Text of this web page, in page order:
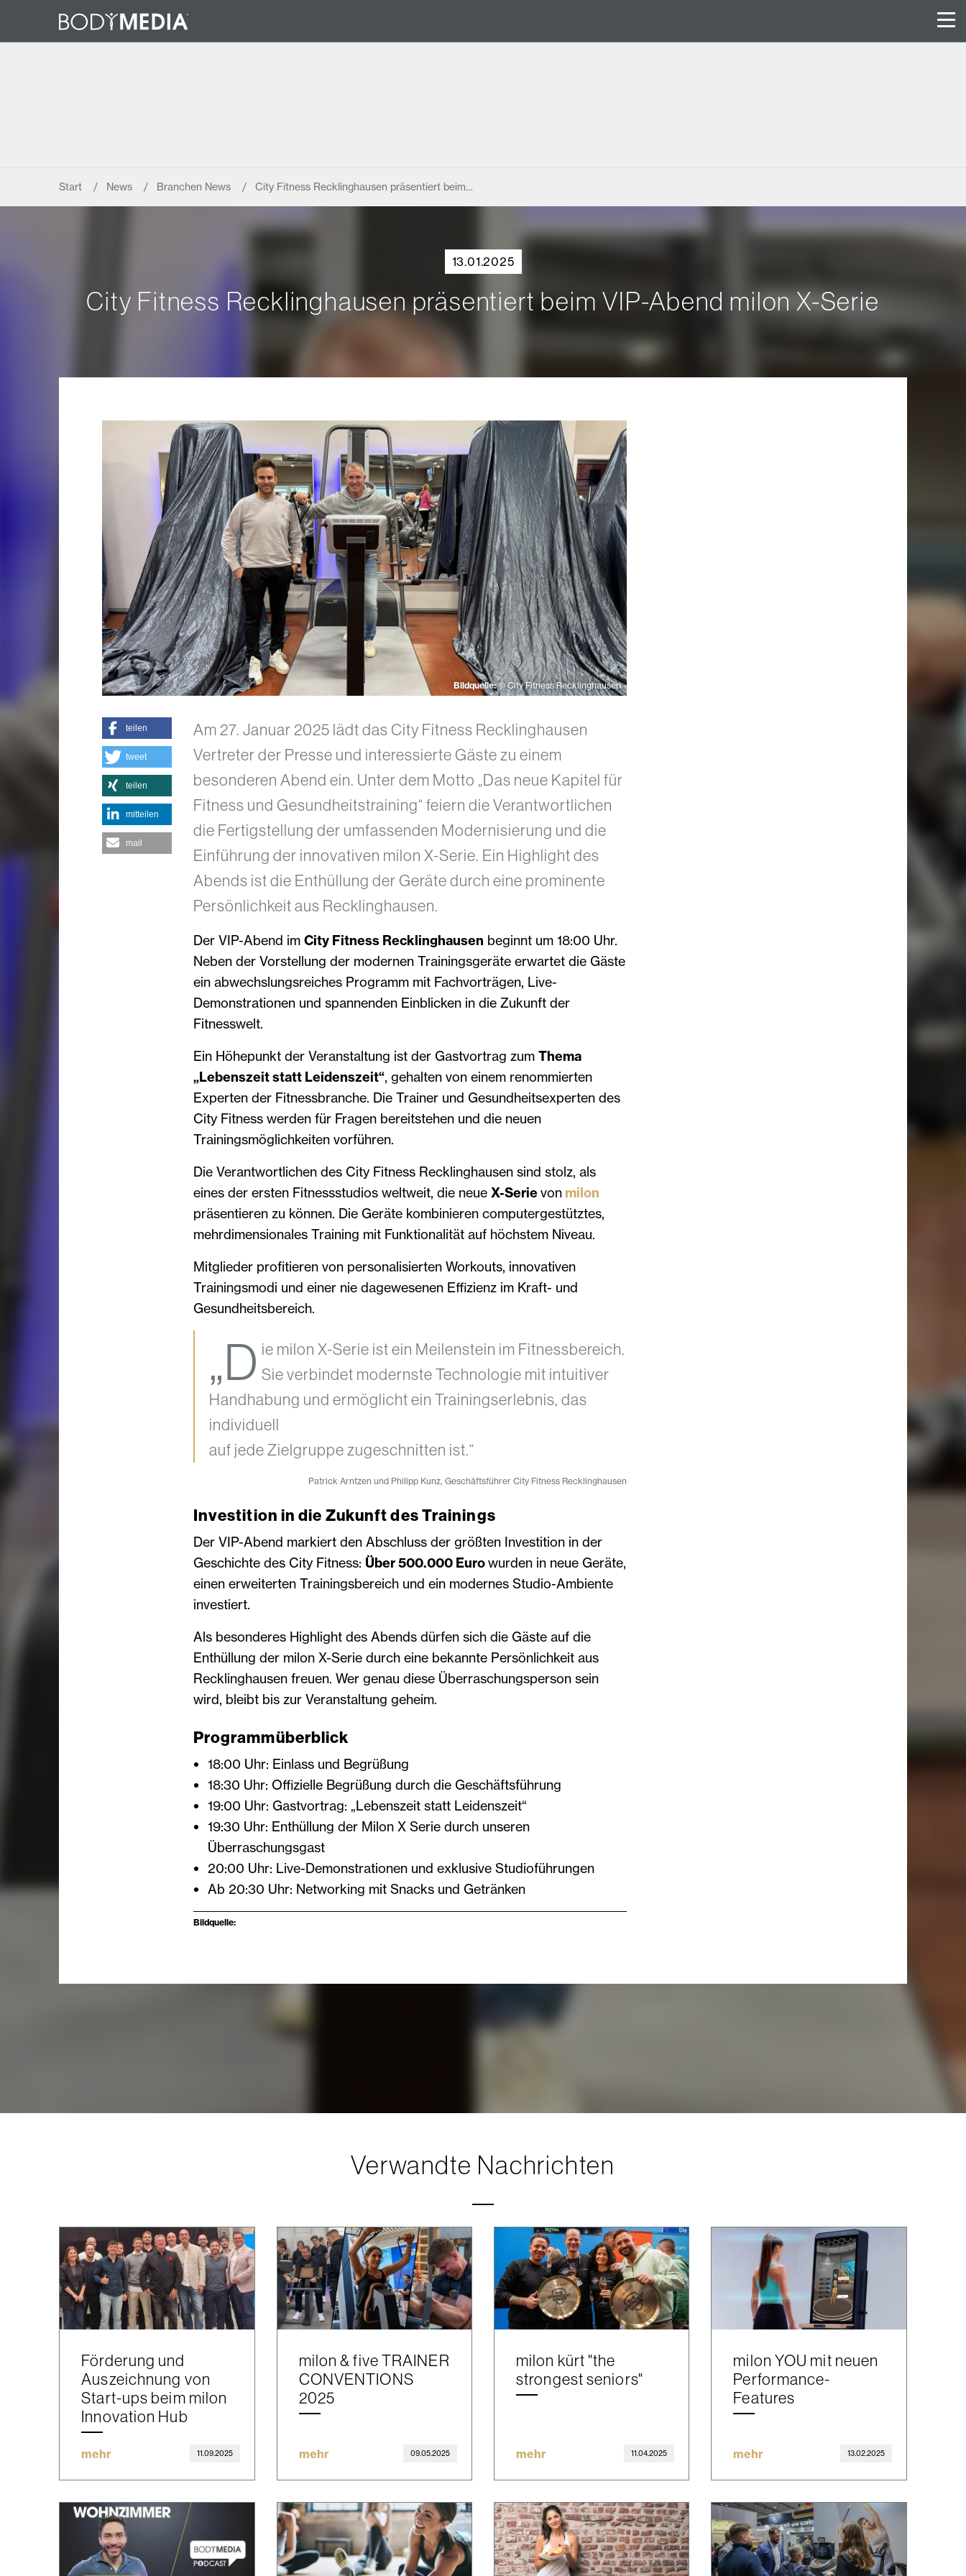
Start News Branchen News City Fitness Recklinghausen präsentiert beim…
13.01.2025
City Fitness Recklinghausen präsentiert beim VIP-Abend milon X-Serie
Bildquelle:© City Fitness Recklinghausen
Am 27. Januar 2025 lädt das City Fitness Recklinghausen
Vertreter der Presse und interessierte Gäste zu einem
besonderen Abend ein. Unter dem Motto „Das neue Kapitel für
Fitness und Gesundheitstraining“ feiern die Verantwortlichen
die Fertigstellung der umfassenden Modernisierung und die
Einführung der innovativen milon X-Serie. Ein Highlight des
Abends ist die Enthüllung der Geräte durch eine prominente
Persönlichkeit aus Recklinghausen.
Der VIP-Abend im City Fitness Recklinghausen beginnt um 18:00 Uhr.
Neben der Vorstellung der modernen Trainingsgeräte erwartet die Gäste
ein abwechslungsreiches Programm mit Fachvorträgen, Live-
Demonstrationen und spannenden Einblicken in die Zukunft der
Fitnesswelt.
Ein Höhepunkt der Veranstaltung ist der Gastvortrag zum Thema
„Lebenszeit statt Leidenszeit“, gehalten von einem renommierten
Experten der Fitnessbranche. Die Trainer und Gesundheitsexperten des
City Fitness werden für Fragen bereitstehen und die neuen
Trainingsmöglichkeiten vorführen.
Die Verantwortlichen des City Fitness Recklinghausen sind stolz, als
eines der ersten Fitnessstudios weltweit, die neue X-Serievon milon
präsentieren zu können. Die Geräte kombinieren computergestütztes,
mehrdimensionales Training mit Funktionalität auf höchstem Niveau.
Mitglieder profitieren von personalisierten Workouts, innovativen
Trainingsmodi und einer nie dagewesenen Effizienz im Kraft- und
Gesundheitsbereich.
„D ie milon X-Serie ist ein Meilenstein im Fitnessbereich.
Sie verbindet modernste Technologie mit intuitiver
Handhabung und ermöglicht ein Trainingserlebnis, das
individuell
auf jede Zielgruppe zugeschnitten ist.“
Patrick Arntzen und Philipp Kunz, Geschäftsführer City Fitness Recklinghausen
Investition in die Zukunft des Trainings
Der VIP-Abend markiert den Abschluss der größten Investition in der
Geschichte des City Fitness: Über 500.000 Eurowurden in neue Geräte,
einen erweiterten Trainingsbereich und ein modernes Studio-Ambiente
investiert.
Als besonderes Highlight des Abends dürfen sich die Gäste auf die
Enthüllung der milon X-Serie durch eine bekannte Persönlichkeit aus
Recklinghausen freuen. Wer genau diese Überraschungsperson sein
wird, bleibt bis zur Veranstaltung geheim.
Programmüberblick
18:00 Uhr: Einlass und Begrüßung
18:30 Uhr: Offizielle Begrüßung durch die Geschäftsführung
19:00 Uhr: Gastvortrag: „Lebenszeit statt Leidenszeit“
19:30 Uhr: Enthüllung der Milon X Serie durch unseren
Überraschungsgast
20:00 Uhr: Live-Demonstrationen und exklusive Studioführungen
Ab 20:30 Uhr: Networking mit Snacks und Getränken
Bildquelle:
teilen
tweet
teilen
mitteilen
mail
Verwandte Nachrichten
Förderung und
Auszeichnung von
Start-ups beim milon
Innovation Hub
mehr 11.09.2025
milon & five TRAINER
CONVENTIONS
2025
mehr 09.05.2025
milon kürt "the
strongest seniors"
mehr 11.04.2025
milon YOU mit neuen
Performance-
Features
mehr 13.02.2025